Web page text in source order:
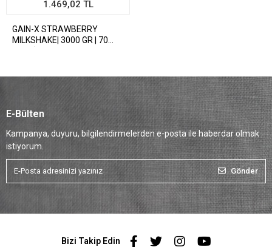
1.469,02 TL
GAIN-X STRAWBERRY
MILKSHAKE| 3000 GR | 70
E-Bülten
Kampanya, duyuru, bilgilendirmelerden e-posta ile haberdar olmak
istiyorum.
Gönder
Bizi Takip Edin